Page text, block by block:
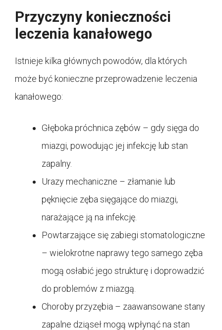
Przyczyny konieczności
leczenia kanałowego
Istnieje kilka głównych powodów, dla których
może być konieczne przeprowadzenie leczenia
kanałowego:
Głęboka próchnica zębów – gdy sięga do
miazgi, powodując jej infekcję lub stan
zapalny.
Urazy mechaniczne – złamanie lub
pęknięcie zęba sięgające do miazgi,
narażające ją na infekcję.
Powtarzające się zabiegi stomatologiczne
– wielokrotne naprawy tego samego zęba
mogą osłabić jego strukturę i doprowadzić
do problemów z miazgą.
Choroby przyzębia – zaawansowane stany
zapalne dziąseł mogą wpłynąć na stan